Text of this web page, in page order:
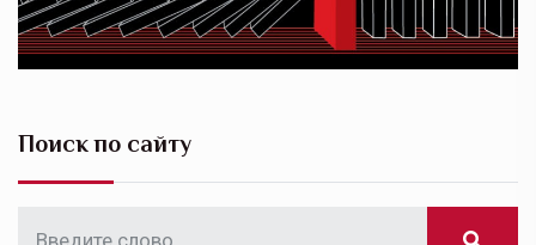
Поиск по сайту